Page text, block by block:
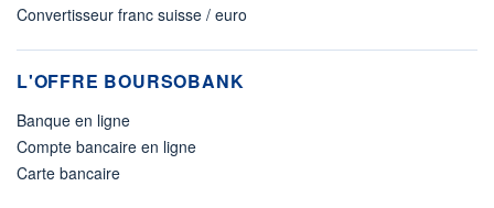
Convertisseur franc suisse / euro
L'OFFRE BOURSOBANK
Banque en ligne
Compte bancaire en ligne
Carte bancaire